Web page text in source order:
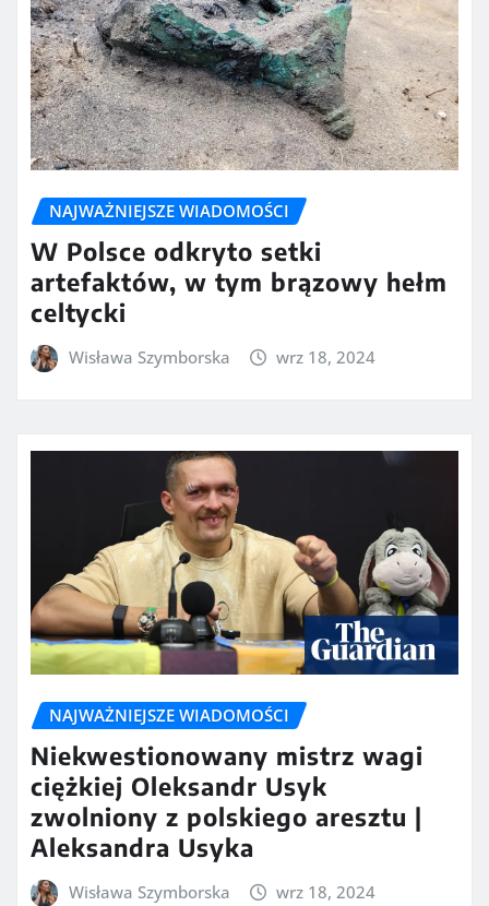
NAJWAŻNIEJSZE WIADOMOŚCI
W Polsce odkryto setki
artefaktów, w tym brązowy hełm
celtycki
Wisława Szymborska wrz 18, 2024
NAJWAŻNIEJSZE WIADOMOŚCI
Niekwestionowany mistrz wagi
ciężkiej Oleksandr Usyk
zwolniony z polskiego aresztu |
Aleksandra Usyka
Wisława Szymborska wrz 18, 2024